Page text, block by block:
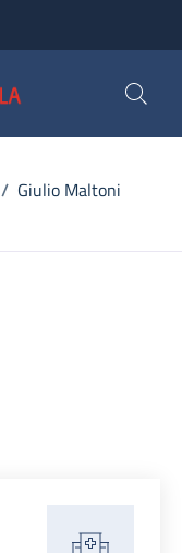
/ Giulio Maltoni